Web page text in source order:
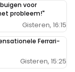
voor
probleem!"
Gisteren, 16:15
Ferrari-
Gisteren, 15:25